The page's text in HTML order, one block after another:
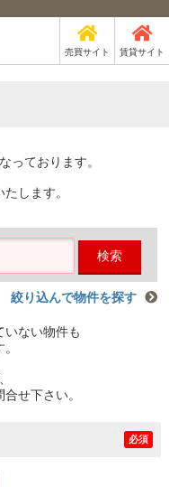
売買サイト 賃貸サイト
っております。
します。
検索
絞り込んで物件を探す
いない物件も
せ下さい。
必須